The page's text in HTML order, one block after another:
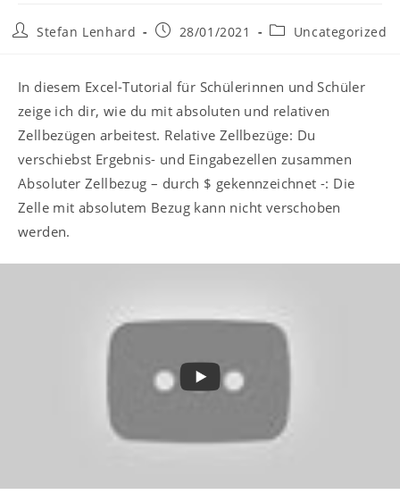
Stefan Lenhard 28/01/2021 Uncategorized
In diesem Excel-Tutorial für Schülerinnen und Schüler
zeige ich dir, wie du mit absoluten und relativen
Zellbezügen arbeitest. Relative Zellbezüge: Du
verschiebst Ergebnis- und Eingabezellen zusammen
Absoluter Zellbezug – durch $ gekennzeichnet -: Die
Zelle mit absolutem Bezug kann nicht verschoben
werden.